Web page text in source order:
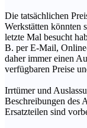
Die tatsächlichen
Werkstätten könnten
letzte Mal besucht
B. per E-Mail,
daher immer einen
verfügbaren Preise
Irrtümer und
Beschreibungen des
Ersatzteilen sind